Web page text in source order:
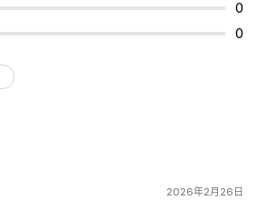
0
0
2026年2月26日